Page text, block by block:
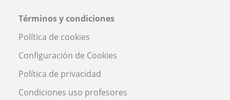
Términos y condiciones
Política de cookies
Configuración de Cookies
Política de privacidad
Condiciones uso profesores